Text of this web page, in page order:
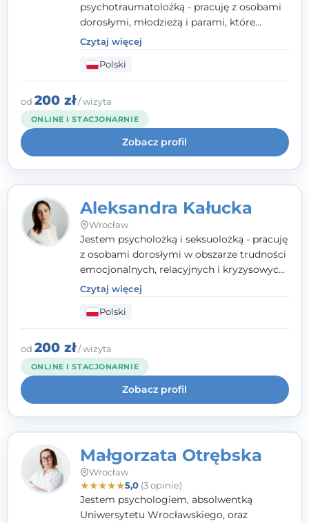
psychotraumatolożką - pracuję z osobami
dorosłymi, młodzieżą i parami, które
doświadczają kryzysów psychicznych,
traumy, stanów lękowych i trudności
relacyjnych. W pracy kieruję się
uważnością, empatią i głębokim
szacunkiem dla indywidualnej historii
każdego człowieka. Jestem w trakcie
czteroletniej szkoły psychoterapii
poznawczo-behawioralnej
rekomendowanej przez PTTPB.
Czytaj więcej
Polski
od 200 zł/ wizyta
ONLINE I STACJONARNIE
Zobacz profil
Aleksandra Kałucka
Wrocław
Jestem psycholożką i seksuolożką - pracuję
z osobami dorosłymi w obszarze trudności
emocjonalnych, relacyjnych i kryzysowych,
w tym z osobami po doświadczeniach
przemocy. Ukończyłam psychologię
kliniczną oraz studia podyplomowe z
interwencji kryzysowej i seksuologii
klinicznej na SWPS we Wrocławiu. W pracy
kieruję się empatią, etyką zawodową i
uważnością na potrzeby klienta.
Czytaj więcej
Polski
od 200 zł/ wizyta
ONLINE I STACJONARNIE
Zobacz profil
Małgorzata Otrębska
Wrocław
★★★★★5,0(3 opinie)
Jestem psychologiem, absolwentką
Uniwersytetu Wrocławskiego, oraz